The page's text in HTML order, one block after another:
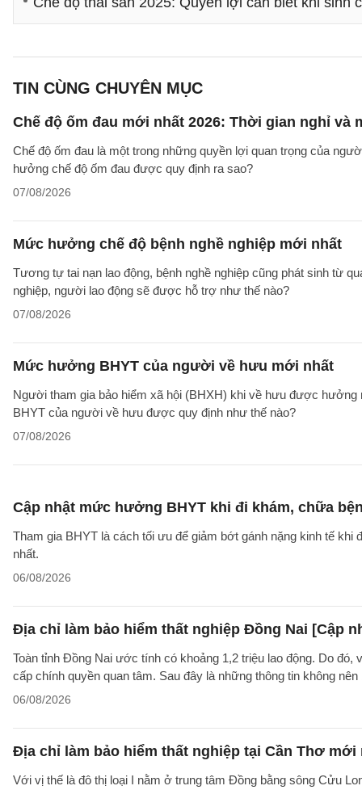
TIN CÙNG CHUYÊN MỤC
Chế độ ốm đau mới nhất 2026: Thời gian nghỉ và
Chế độ ốm đau là một trong những quyền lợi quan trọng của
hưởng chế độ ốm đau được quy định ra sao?
07/08/2026
Mức hưởng chế độ bệnh nghề nghiệp mới nhất
Tương tự tai nạn lao động, bệnh nghề nghiệp cũng phát sinh từ
nghiệp, người lao động sẽ được hỗ trợ như thế nào?
07/08/2026
Mức hưởng BHYT của người về hưu mới nhất
Người tham gia bảo hiểm xã hội (BHXH) khi về hưu được
BHYT của người về hưu được quy định như thế nào?
07/08/2026
Cập nhật mức hưởng BHYT khi đi khám, chữa
Tham gia BHYT là cách tối ưu để giảm bớt gánh nặng kinh tế
nhất.
06/08/2026
Địa chỉ làm bảo hiểm thất nghiệp Đồng Nai [Cập
Toàn tỉnh Đồng Nai ước tính có khoảng 1,2 triệu lao động. Do
cấp chính quyền quan tâm. Sau đây là những thông tin không
06/08/2026
Địa chỉ làm bảo hiểm thất nghiệp tại Cần Thơ mới
Với vị thế là đô thị loại I nằm ở trung tâm Đồng bằng sông Cửu